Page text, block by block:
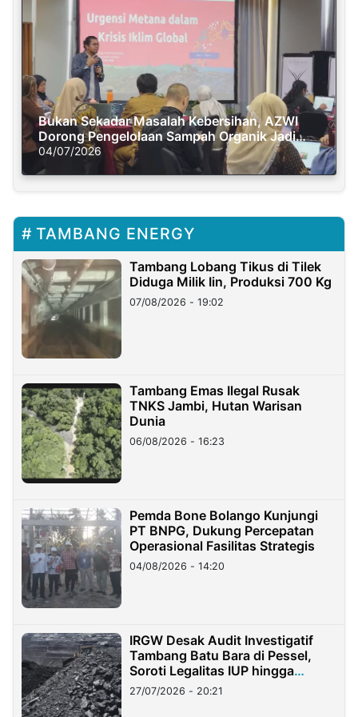
Bukan Sekadar Masalah Kebersihan, AZWI
Dorong Pengelolaan Sampah Organik Jadi
Solusi Krisis Iklim
04/07/2026
TAMBANG ENERGY
Tambang Lobang Tikus di Tilek
Diduga Milik Iin, Produksi 700 Kg
07/08/2026 - 19:02
Tambang Emas Ilegal Rusak
TNKS Jambi, Hutan Warisan
Dunia
06/08/2026 - 16:23
Pemda Bone Bolango Kunjungi
PT BNPG, Dukung Percepatan
Operasional Fasilitas Strategis
04/08/2026 - 14:20
IRGW Desak Audit Investigatif
Tambang Batu Bara di Pessel,
Soroti Legalitas IUP hingga
Stockpile
27/07/2026 - 20:21